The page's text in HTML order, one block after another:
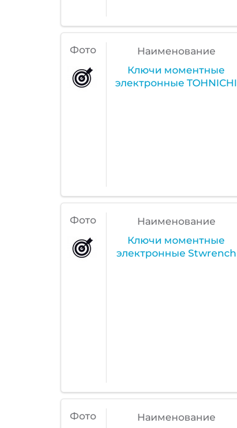
Фото
Наименование
Ключи моментные
электронные TOHNICHI
Фото
Наименование
Ключи моментные
электронные Stwrench
Фото Наименование